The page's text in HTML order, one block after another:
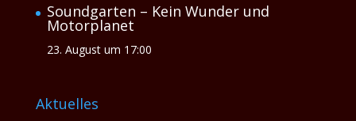
Soundgarten – Kein Wunder und
Motorplanet
23. August um 17:00
Aktuelles